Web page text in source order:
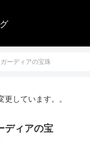
ーディアの宝珠
しています。。
ィアの宝